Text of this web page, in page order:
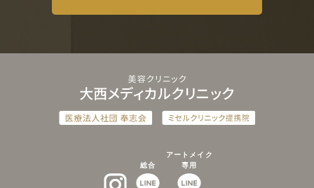
インスタグラム
総合
LINEat
アートメイク
専用